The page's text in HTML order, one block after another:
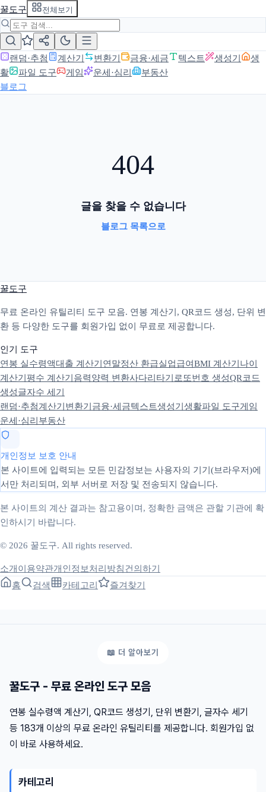
꿀도구 전체보기
랜덤·추첨 계산기 변환기 금융·세금 텍스트 생성기
생
활
파일 도구 게임 운세·심리
부동산
블로그
404
글을 찾을 수 없습니다
블로그 목록으로
꿀도구
무료 온라인 유틸리티 도구 모음. 연봉 계산기, QR코드 생성, 단위 변
환 등 다양한 도구를 회원가입 없이 무료로 제공합니다.
인기 도구
연봉 실수령액대출 계산기 연말정산 환급실업급여BMI 계산기 나이
계산기 평수 계산기 음력양력 변환사다리타기 로또번호 생성QR코드
생성글자수 세기
랜덤·추첨계산기 변환기 금융·세금텍스트생성기 생활파일 도구게임
운세·심리 부동산
개인정보 보호 안내
본 사이트에 입력되는 모든 민감정보는 사용자의 기기(브라우저)에
서만 처리되며, 외부 서버로 저장 및 전송되지 않습니다.
본 사이트의 계산 결과는 참고용이며, 정확한 금액은 관할 기관에 확
인하시기 바랍니다.
© 2026 꿀도구. All rights reserved.
소개 이용약관개인정보처리방침건의하기
홈
검색 카테고리 즐겨찾기
꿀도구 - 무료 온라인 도구 모음
연봉 실수령액 계산기, QR코드 생성기, 단위 변환기, 글자수 세기
등 183개 이상의 무료 온라인 유틸리티를 제공합니다. 회원가입 없
이 바로 사용하세요.
카테고리